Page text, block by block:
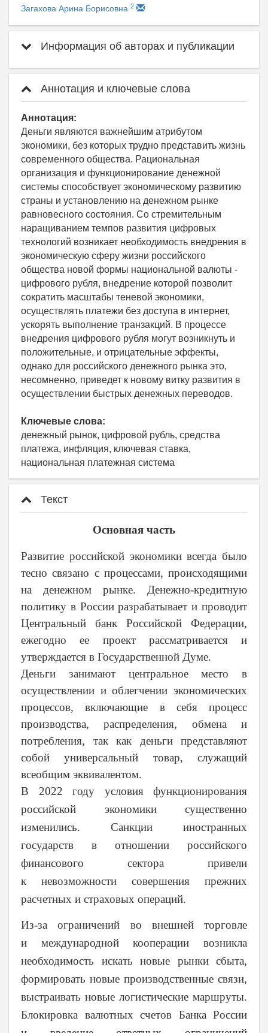
Загахова Арина Борисовна 2
Информация об авторах и публикации
Аннотация и ключевые слова
Аннотация:
Деньги являются важнейшим атрибутом
экономики, без которых трудно представить жизнь
современного общества. Рациональная
организация и функционирование денежной
системы способствует экономическому развитию
страны и установлению на денежном рынке
равновесного состояния. Со стремительным
наращиванием темпов развития цифровых
технологий возникает необходимость внедрения в
экономическую сферу жизни российского
общества новой формы национальной валюты -
цифрового рубля, внедрение которой позволит
сократить масштабы теневой экономики,
осуществлять платежи без доступа в интернет,
ускорять выполнение транзакций. В процессе
внедрения цифрового рубля могут возникнуть и
положительные, и отрицательные эффекты,
однако для российского денежного рынка это,
несомненно, приведет к новому витку развития в
осуществлении быстрых денежных переводов.
Ключевые слова:
денежный рынок, цифровой рубль, средства
платежа, инфляция, ключевая ставка,
национальная платежная система
Текст
Основная часть
Развитие российской экономики всегда было
тесно связано с процессами, происходящими
на денежном рынке. Денежно-кредитную
политику в России разрабатывает и проводит
Центральный банк Российской Федерации,
ежегодно ее проект рассматривается и
утверждается в Государственной Думе.
Деньги занимают центральное место в
осуществлении и облегчении экономических
процессов, включающие в себя процесс
производства, распределения, обмена и
потребления, так как деньги представляют
собой универсальный товар, служащий
всеобщим эквивалентом.
В 2022 году условия функционирования
российской экономики существенно
изменились. Санкции иностранных
государств в отношении российского
финансового сектора привели
к невозможности совершения прежних
расчетных и страховых операций.
Из-за ограничений во внешней торговле
и международной кооперации возникла
необходимость искать новые рынки сбыта,
формировать новые производственные связи,
выстраивать новые логистические маршруты.
Блокировка валютных счетов Банка России